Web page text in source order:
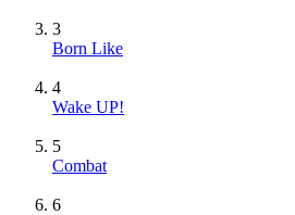
3
Born Like
4
Wake UP!
5
Combat
6